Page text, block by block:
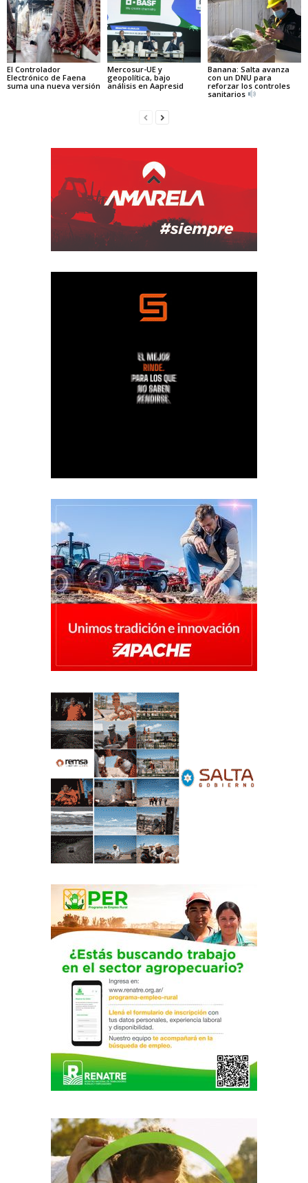
El Controlador
Electrónico de Faena
suma una nueva versión
Mercosur-UE y
geopolítica, bajo
análisis en Aapresid
Banana: Salta avanza
con un DNU para
reforzar los controles
sanitarios